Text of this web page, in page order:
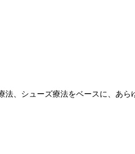
、シューズ療法をベースに、あら